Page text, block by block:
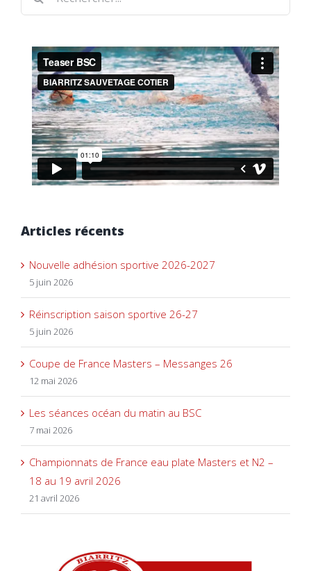
Articles récents
Nouvelle adhésion sportive 2026-2027
5 juin 2026
Réinscription saison sportive 26-27
5 juin 2026
Coupe de France Masters – Messanges 26
12 mai 2026
Les séances océan du matin au BSC
7 mai 2026
Championnats de France eau plate Masters et N2 –
18 au 19 avril 2026
21 avril 2026